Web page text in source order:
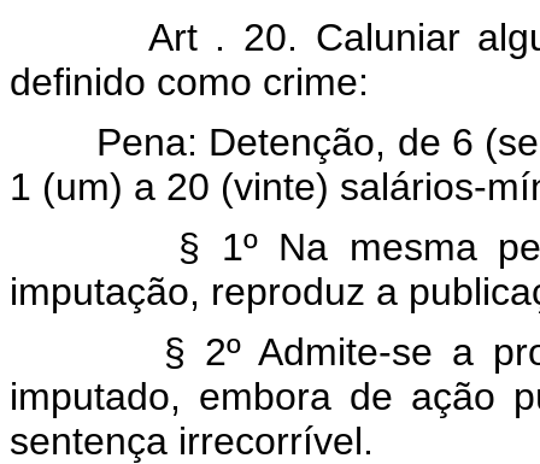
Art . 20. Caluniar
definido como crime:
Pena: Detenção, de 6
1 (um) a 20 (vinte) salários-
§ 1º Na mesma pena
imputação, reproduz a
§ 2º Admite-se a
imputado, embora de ação
sentença irrecorrível.